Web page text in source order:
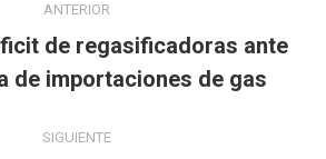
ANTERIOR
Publicación
anterior:
de regasificadoras ante
de importaciones de gas
SIGUIENTE